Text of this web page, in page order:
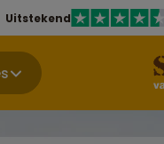
Uitstekend